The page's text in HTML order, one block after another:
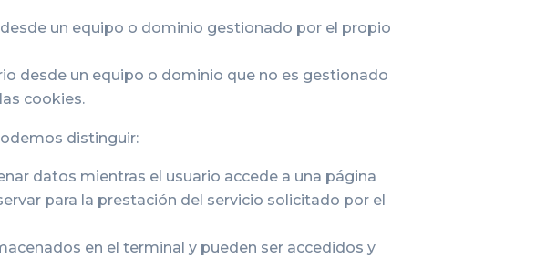
un equipo o dominio gestionado por el propio
desde un equipo o dominio que no es gestionado
cookies.
distinguir:
datos mientras el usuario accede a una página
para la prestación del servicio solicitado por el
en el terminal y pueden ser accedidos y